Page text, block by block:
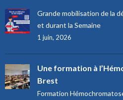
Grande mobilisation de la
et durant la Semaine
1 juin, 2026
Une formation à
Brest
Formation